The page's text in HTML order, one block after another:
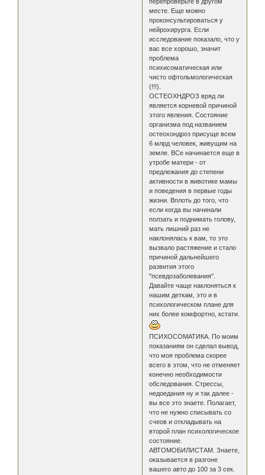
месте. Еще можно
проконсультироваться у
нейрохирурга. Если
исследование показало, что у
вас все хорошо, значит
проблема
психисоматическая или
чисто офтольмологическая
(!!!).
ОСТЕОХНДРОЗ вряд ли
является корневой причиной
этого явления. Состояние
организма под названием
остеохондроз присуще всем
6 млрд человек, живущим на
земле. ВСе начинается еще в
утробе матери - от
предлежания до степени
активности в животике мамы
и поведения в первые годы
жизни. Вплоть до того, что
если когда вы начинали
ползать и поднимать голову,
мать лишний раз не
наклонялась к вам, то это
вызвало растяжение и стало
причиной дальнейшего
развития этого
"псевдозаболевания".
Давайте чаще наклоняться к
нашим деткам, это и в
психологическом плане для
них более комфортно, кстати.
ПСИХОСОМАТИКА. По моим
показаниям он сделал вывод,
что моя проблема скорее
всего в этом, что не отменяет
конечно необходимости
обследования. Стрессы,
недоедания ну и так далее -
вы все это знаете. Полагает,
что не нужно списывать со
счеов и откладывать на
второй план психологическое
состояние.
АВТОМОБИЛИСТАМ. Знаете,
оказывается в разгоне
вашего авто до 100 за 3 сек.